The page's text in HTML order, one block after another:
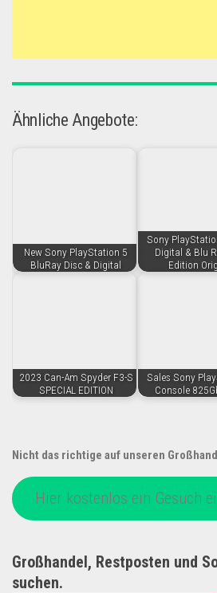
Ähnliche Angebote:
New Sony PlayStation 5
BluRay Disc & Digital
Sony
Digital & Blu
Edition
2023 Can-Am Spyder F3-S
SPECIAL EDITION
Sales Sony
Console
Nicht das richtige auf unseren
Hier kostenlos ein Gesuch
Großhandel, Restposten und
suchen.